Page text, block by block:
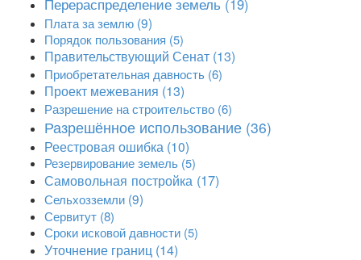
Перераспределение земель (19)
Плата за землю (9)
Порядок пользования (5)
Правительствующий Сенат (13)
Приобретательная давность (6)
Проект межевания (13)
Разрешение на строительство (6)
Разрешённое использование (36)
Реестровая ошибка (10)
Резервирование земель (5)
Самовольная постройка (17)
Сельхозземли (9)
Сервитут (8)
Сроки исковой давности (5)
Уточнение границ (14)